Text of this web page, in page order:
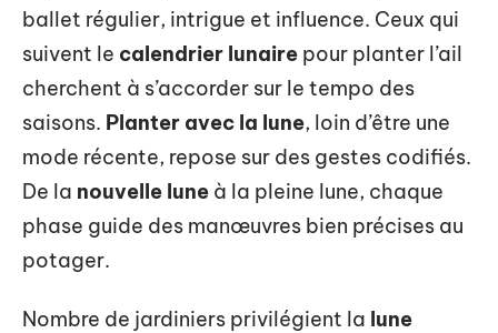
ballet régulier, intrigue et influence. Ceux qui
suivent le calendrier lunaire pour planter l’ail
cherchent à s’accorder sur le tempo des
saisons. Planter avec la lune, loin d’être une
mode récente, repose sur des gestes codifiés.
De la nouvelle lune à la pleine lune, chaque
phase guide des manœuvres bien précises au
potager.
Nombre de jardiniers privilégient la lune